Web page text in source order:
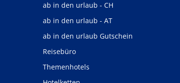
ab in den urlaub - CH
ab in den urlaub - AT
ab in den urlaub Gutschein
Reisebüro
Themenhotels